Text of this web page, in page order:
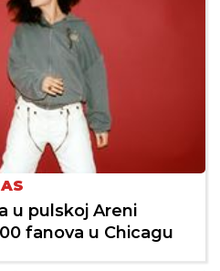
u pulskoj Areni
fanova u Chicagu